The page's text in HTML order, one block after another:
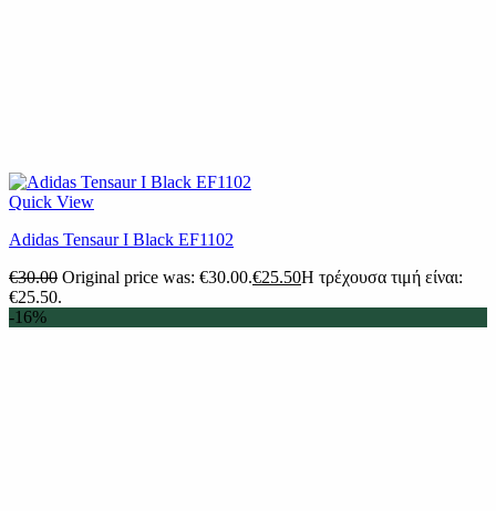
Quick View
Adidas Tensaur I Black EF1102
€30.00 Original price was: €30.00.€25.50Η τρέχουσα τιμή είναι:
€25.50.
-16%